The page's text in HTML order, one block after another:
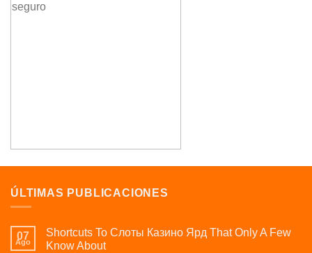
ÚLTIMAS PUBLICACIONES
07
Ago
Shortcuts To Слоты Казино Ярд That Only A Few
Know About